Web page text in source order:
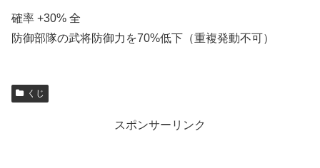
確率 +30% 全
防御部隊の武将防御力を70%低下（重複発動不可）
くじ
スポンサーリンク